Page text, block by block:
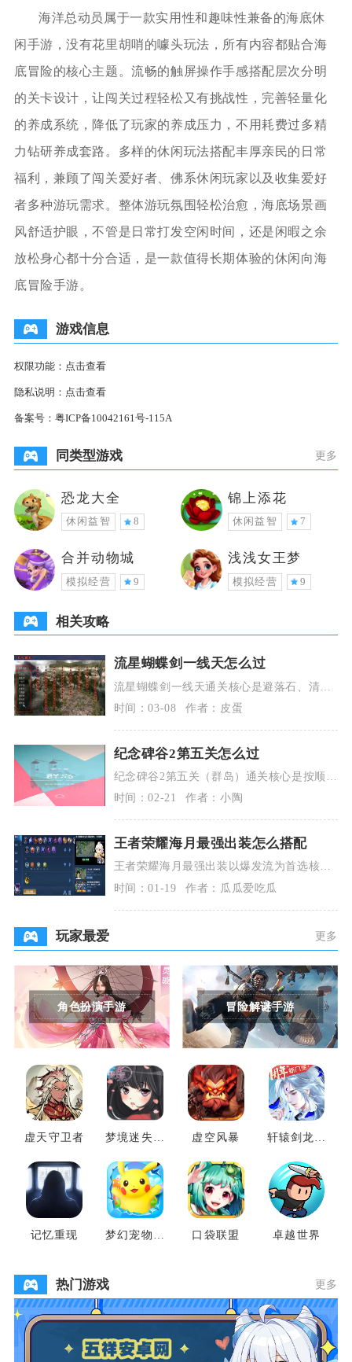
海洋总动员属于一款实用性和趣味性兼备的海底休
闲手游，没有花里胡哨的噱头玩法，所有内容都贴合海
底冒险的核心主题。流畅的触屏操作手感搭配层次分明
的关卡设计，让闯关过程轻松又有挑战性，完善轻量化
的养成系统，降低了玩家的养成压力，不用耗费过多精
力钻研养成套路。多样的休闲玩法搭配丰厚亲民的日常
福利，兼顾了闯关爱好者、佛系休闲玩家以及收集爱好
者多种游玩需求。整体游玩氛围轻松治愈，海底场景画
风舒适护眼，不管是日常打发空闲时间，还是闲暇之余
放松身心都十分合适，是一款值得长期体验的休闲向海
底冒险手游。
游戏信息
权限功能： 点击查看
隐私说明： 点击查看
备案号： 粤ICP备10042161号-115A
同类型游戏 更多
恐龙大全
休闲益智 8
锦上添花
休闲益智 7
合并动物城
模拟经营 9
浅浅女王梦
模拟经营 9
相关攻略
流星蝴蝶剑一线天怎么过
流星蝴蝶剑一线天通关核心是避落石、清远
程、夺镖物、限时开门，按“开局避险→清怪
拿镖→破栏开
时间：03-08 作者：皮蛋
纪念碑谷2第五关怎么过
纪念碑谷2第五关（群岛）通关核心是按顺序
激活三座城堡传送门、触发红黄机关、旋转
底层方块重构
时间：02-21 作者：小陶
王者荣耀海月最强出装怎么搭配
王者荣耀海月最强出装以爆发流为首选核心
搭配，具体为冷静之靴、回响之杖、痛苦面
具、破茧之衣、
时间：01-19 作者：瓜瓜爱吃瓜
玩家最爱 更多
角色扮演手游 冒险解谜手游
虚天守卫者
梦境迷失之
虚空风暴
轩辕剑龙舞
记忆重现
梦幻宠物联
口袋联盟 卓越世界
热门游戏 更多